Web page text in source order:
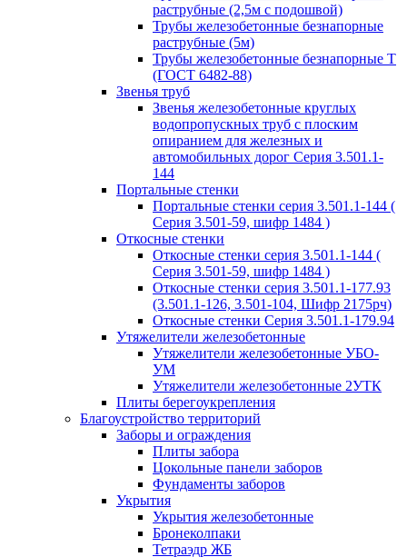
раструбные (2,5м с подошвой)
Трубы железобетонные безнапорные
раструбные (5м)
Трубы железобетонные безнапорные Т
(ГОСТ 6482-88)
Звенья труб
Звенья железобетонные круглых
водопропускных труб с плоским
опиранием для железных и
автомобильных дорог Серия 3.501.1-
144
Портальные стенки
Портальные стенки серия 3.501.1-144 (
Серия 3.501-59, шифр 1484 )
Откосные стенки
Откосные стенки серия 3.501.1-144 (
Серия 3.501-59, шифр 1484 )
Откосные стенки серия 3.501.1-177.93
(3.501.1-126, 3.501-104, Шифр 2175рч)
Откосные стенки Серия 3.501.1-179.94
Утяжелители железобетонные
Утяжелители железобетонные УБО-
УМ
Утяжелители железобетонные 2УТК
Плиты берегоукрепления
Благоустройство территорий
Заборы и ограждения
Плиты забора
Цокольные панели заборов
Фундаменты заборов
Укрытия
Укрытия железобетонные
Бронеколпаки
Тетраэдр ЖБ